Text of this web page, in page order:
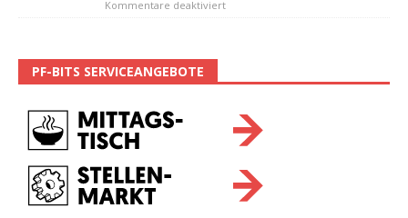
Kommentare deaktiviert
PF-BITS SERVICEANGEBOTE